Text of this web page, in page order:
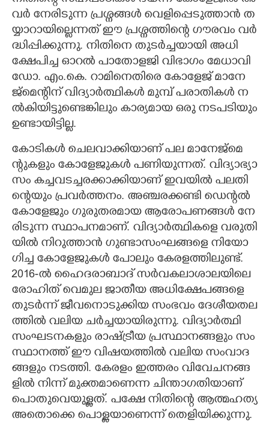
വ​ർ​ ​നേ​രി​​​ടു​ന്ന​ ​പ്ര​ശ്ന​ങ്ങ​ൾ​ ​വെ​ളി​​​പ്പെ​ടു​ത്താ​ൻ​ ​ത​
യ്യാ​റാ​യി​​​ല്ലെ​ന്ന​ത് ​ഈ​ ​പ്ര​ശ്ന​ത്തി​​​ന്റെ​ ​ഗൗ​ര​വം​ ​വ​ർ​
ദ്ധി​​​പ്പി​​​ക്കു​ന്നു.​ ​നി​​​തി​​​നെ​ ​തു​ട​ർ​ച്ച​യാ​യി​​​ ​അ​ധി​​​
ക്ഷേ​പി​​​ച്ച​ ​ഓ​റ​ൽ​ ​പാ​തോ​ള​ജി​​​ ​വി​​​ഭാ​ഗം​ ​മേ​ധാ​വി​​​ ​
ഡോ.​ ​എം.കെ.​ റാ​മി​​​നെ​തി​​​രെ​ ​കോ​ളേ​ജ് ​മാ​നേ​
ജ്മെ​ന്റി​​​ന് ​വി​​​ദ്യാ​ർ​ത്ഥി​​​ക​ൾ​ ​മു​മ്പ് ​പ​രാ​തി​​​ക​ൾ​ ​ന​
ൽ​കി​​​യി​​​ട്ടു​ണ്ടെ​ങ്കി​​​ലും​ ​കാ​ര്യ​മാ​യ​ ​ഒ​രു​ ​ന​ട​പ​ടി​​​യും​
​ഉ​ണ്ടാ​യി​​​ട്ടി​​​ല്ല.​
കോ​ടി​​​ക​ൾ​ ​ചെ​ല​വാ​ക്കി​​​യാ​ണ് ​പ​ല​ ​മാ​നേ​ജ്മെ​
ന്റു​ക​ളും​ ​കോ​ളേ​ജു​ക​ൾ​ ​പ​ണി​​​യു​ന്ന​ത്.​ ​വി​​​ദ്യാ​ഭ്യാ​
സം​ ​ക​ച്ച​വ​ട​ച്ച​ര​ക്കാ​ക്കി​​​യാ​ണ് ​ഇ​വ​യി​​​ൽ​ ​പ​ല​തി​​​
ന്റെ​യും​ ​പ്ര​വ​ർ​ത്ത​നം.​ ​അ​ഞ്ച​ര​ക്ക​ണ്ടി​​​ ​ഡെ​ന്റ​ൽ​ ​
കോ​ളേ​ജും​ ​ഗു​രു​ത​ര​മാ​യ​ ​ആ​രോ​പ​ണ​ങ്ങ​ൾ​ ​നേ​
രി​​​ടു​ന്ന​ ​സ്ഥാ​പ​ന​മാ​ണ്.​ ​വി​​​ദ്യാ​ർ​ത്ഥി​​​ക​ളെ​ ​വ​രു​തി​​​
യി​​​ൽ​ ​നി​​​റു​ത്താ​ൻ​ ​ഗു​ണ്ടാ​സം​ഘ​ങ്ങ​ളെ​ ​​നി​​​യോ​
ഗി​​​ച്ച​ ​കോ​ളേ​ജു​ക​ൾ പോലും ​കേ​ര​ള​ത്തി​​​ലു​ണ്ട്.​
2016​-ൽ​ ​ഹൈ​ദ​രാ​ബാ​ദ് ​സ​ർ​വ​ക​ലാ​ശാ​ല​യി​​​ലെ​ ​
രോ​ഹി​​​ത് ​വെ​മു​ല​ ​ജാ​തീ​യ​ ​അ​ധി​​​ക്ഷേ​പ​ങ്ങ​ളെ​ ​
തു​ട​ർ​ന്ന് ​ജീ​വ​നൊ​ടു​ക്കി​​​യ​ ​സം​ഭ​വം​ ​ദേ​ശീ​യ​ത​ല​
ത്തി​​​ൽ​ ​വ​ലി​​​യ​ ​ച​ർ​ച്ച​യാ​യി​​​രു​ന്നു.​ ​വി​​​ദ്യാ​ർ​ത്ഥി​​​ ​
സം​ഘ​ട​ന​ക​ളും​ ​രാ​ഷ്ട്രീ​യ​ ​പ്ര​സ്ഥാ​ന​ങ്ങ​ളും​ ​സം​
സ്ഥാ​ന​ത്ത് ​ഈ​ ​വി​​​ഷ​യ​ത്തി​​​ൽ​ ​വ​ലി​​​യ​ ​സം​വാ​ദ​
ങ്ങ​ളും​ ​ന​ട​ത്തി​​.​ ​കേ​ര​ളം​ ​ഇ​ത്ത​രം​ ​വി​​​വേ​ച​ന​ങ്ങ​
ളി​​​ൽ​ ​നി​​​ന്ന് ​മു​ക്ത​മാ​ണെ​ന്ന​ ​ചി​​​ന്താ​ഗ​തി​​​യാ​ണ് ​
പൊ​തു​വെയു​ള്ള​ത്.​ ​പ​ക്ഷേ​ ​നി​​​തി​​​ന്റെ​ ​ആ​ത്മ​ഹ​ത്യ​
​അ​തൊ​ക്കെ​ ​പൊ​ള്ള​യാ​ണെ​ന്ന് ​തെ​ളി​​​യി​​​ക്കു​ന്നു.​ ​